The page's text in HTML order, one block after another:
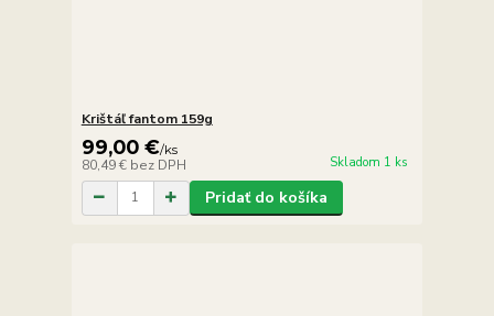
Krištáľ fantom 159g
99,00 €/ks
80,49 € bez DPH Skladom 1 ks
Pridať do košíka